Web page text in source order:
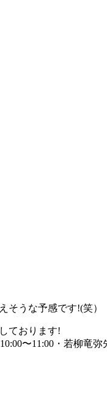
そうな予感です!(笑）
ております!
〜11:00・若柳竜弥